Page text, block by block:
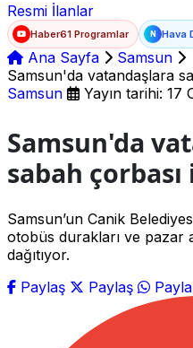
Resmi İlanlar
Haber61 Programlar N Hava
Ana Sayfa
Samsun
Samsun'da vatandaşlara
Samsun
Yayın tarihi: 17
Samsun'da
sabah çorbası
Samsun’un Canik
otobüs durakları ve pazar
dağıtıyor.
Paylaş
Paylaş